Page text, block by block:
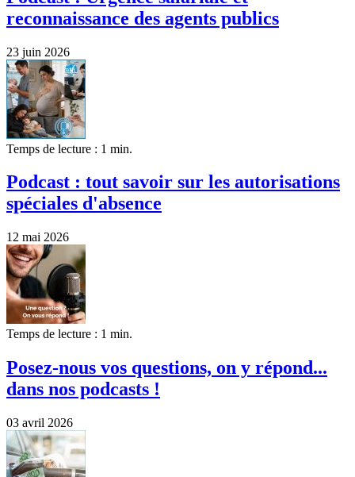
reconnaissance des agents publics
23 juin 2026
Temps de lecture : 1 min.
Podcast : tout savoir sur les autorisations
spéciales d'absence
12 mai 2026
Temps de lecture : 1 min.
Posez-nous vos questions, on y répond...
dans nos podcasts !
03 avril 2026